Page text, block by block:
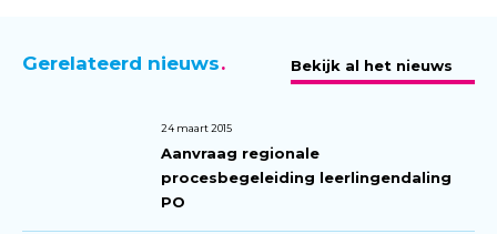
Gerelateerd nieuws Bekijk al het nieuws
24 maart 2015
Aanvraag regionale
procesbegeleiding leerlingendaling
PO